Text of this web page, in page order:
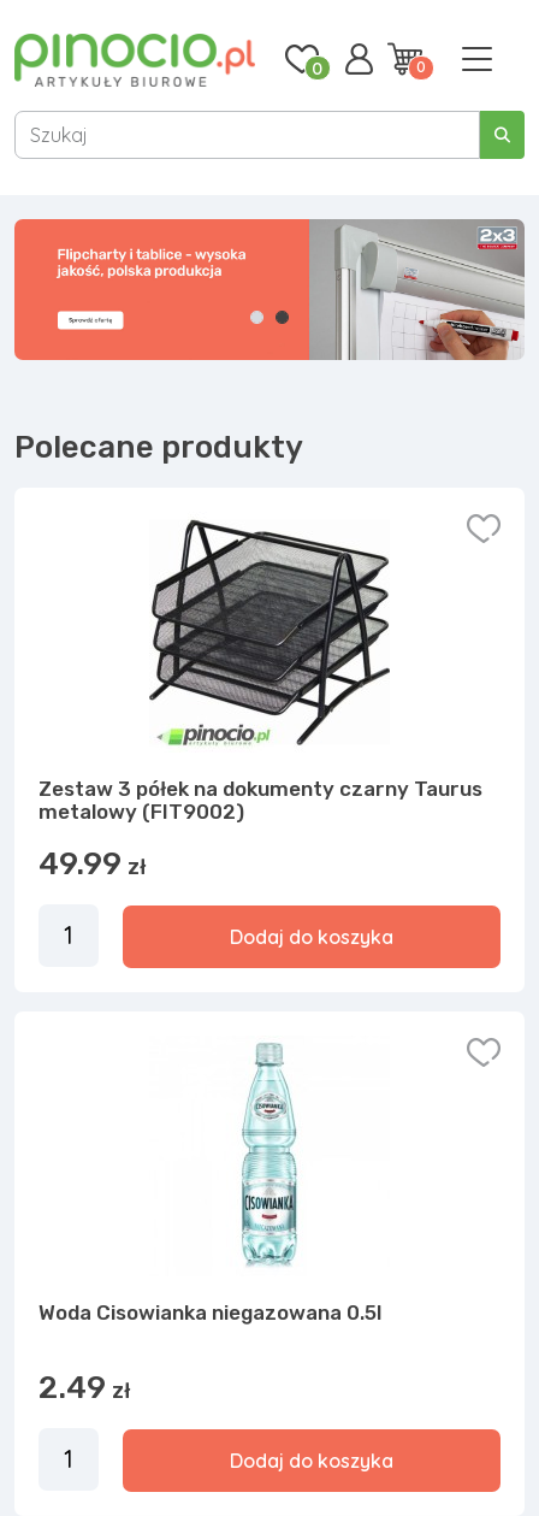
0 0
Polecane produkty
Zestaw 3 półek na dokumenty czarny Taurus
metalowy (FIT9002)
49.99 zł
Dodaj do koszyka
Woda Cisowianka niegazowana 0.5l
2.49 zł
Dodaj do koszyka